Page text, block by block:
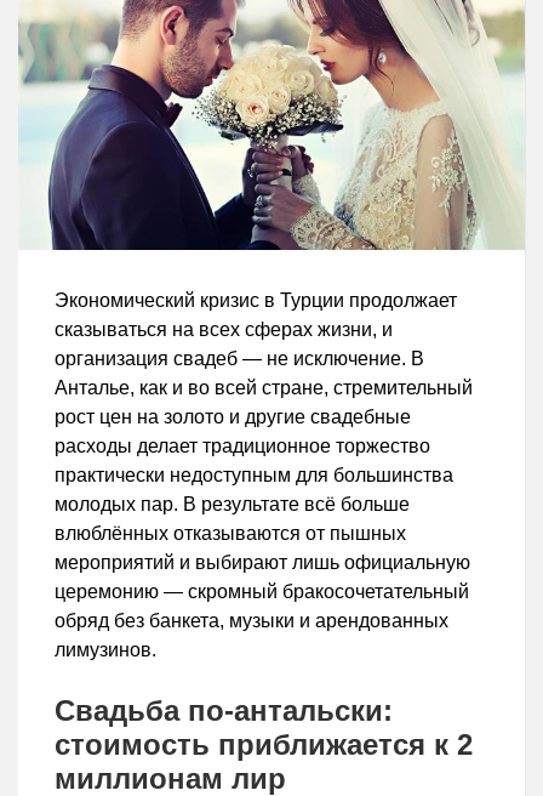
Экономический кризис в Турции продолжает
сказываться на всех сферах жизни, и
организация свадеб — не исключение. В
Анталье, как и во всей стране, стремительный
рост цен на золото и другие свадебные
расходы делает традиционное торжество
практически недоступным для большинства
молодых пар. В результате всё больше
влюблённых отказываются от пышных
мероприятий и выбирают лишь официальную
церемонию — скромный бракосочетательный
обряд без банкета, музыки и арендованных
лимузинов.
Свадьба по-антальски:
стоимость приближается к 2
миллионам лир